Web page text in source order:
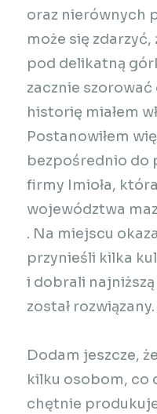
oraz nierównych
może się
pod delikatną
zacznie szorować
historię miałem
Postanowiłem
bezpośrednio do
firmy Imioła,
województwa
. Na miejscu
przynieśli kilka
i dobrali
został rozwiązany.
Dodam jeszcze,
kilku osobom, co
chętnie